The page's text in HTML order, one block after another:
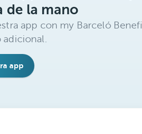
de la mano
app con my Barceló
app